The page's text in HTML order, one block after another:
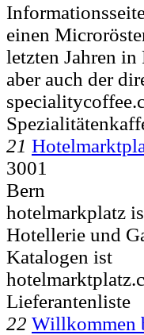
einen
letzten Jahren in
aber auch der
21
3001
Bern
hotelmarkplatz
Hotellerie und
Katalogen ist
Lieferantenliste
22 Willkommen